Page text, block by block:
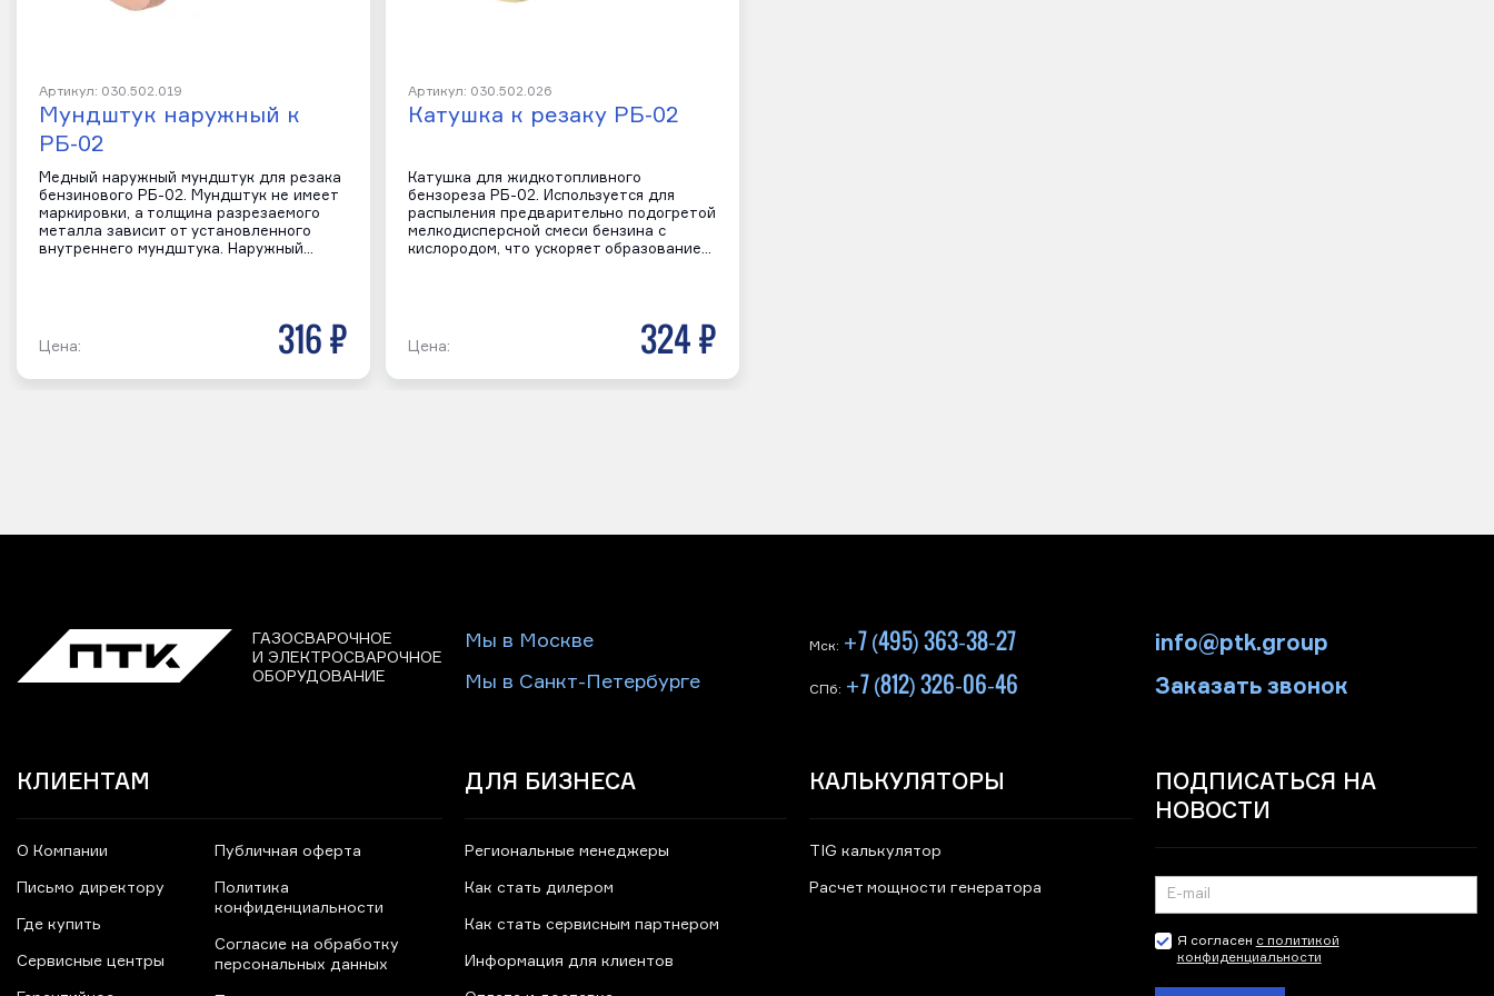
Артикул: 030.502.019
Мундштук наружный к
РБ-02
Медный наружный мундштук для резака
бензинового РБ-02. Мундштук не имеет
маркировки, а толщина разрезаемого
металла зависит от установленного
внутреннего мундштука. Наружный…
Цена: 316 р
Артикул: 030.502.026
Катушка к резаку РБ-02
Катушка для жидкотопливного
бензореза РБ-02. Используется для
распыления предварительно подогретой
мелкодисперсной смеси бензина с
кислородом, что ускоряет образование…
Цена: 324 р
ГАЗОСВАРОЧНОЕ
И ЭЛЕКТРОСВАРОЧНОЕ
ОБОРУДОВАНИЕ
Мы в Москве
Мы в Санкт-Петербурге
Мск: +7 (495) 363-38-27
СПб: +7 (812) 326-06-46
info@ptk.group
Заказать звонок
КЛИЕНТАМ
О Компании
Письмо директору
Где купить
Сервисные центры
Публичная оферта
Политика
конфиденциальности
Согласие на обработку
персональных данных
ДЛЯ БИЗНЕСА
Региональные менеджеры
Как стать дилером
Как стать сервисным партнером
Информация для клиентов
КАЛЬКУЛЯТОРЫ
TIG калькулятор
Расчет мощности генератора
ПОДПИСАТЬСЯ НА
НОВОСТИ
Я согласен с политикой
конфиденциальности